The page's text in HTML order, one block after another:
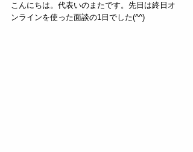
こんにちは。代表いのまたです。先日は終日オ
ンラインを使った面談の1日でした(^^)